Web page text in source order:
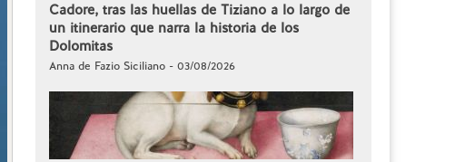
Cadore, tras las huellas de Tiziano a lo largo de
un itinerario que narra la historia de los
Dolomitas
Anna de Fazio Siciliano - 03/08/2026